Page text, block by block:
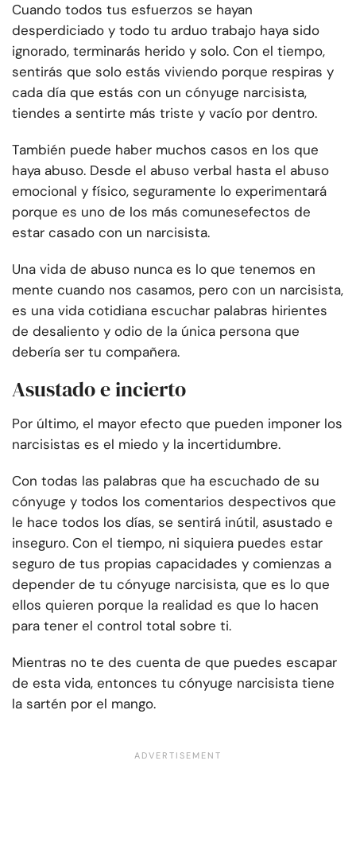
Cuando todos tus esfuerzos se hayan
desperdiciado y todo tu arduo trabajo haya sido
ignorado, terminarás herido y solo. Con el tiempo,
sentirás que solo estás viviendo porque respiras y
cada día que estás con un cónyuge narcisista,
tiendes a sentirte más triste y vacío por dentro.
También puede haber muchos casos en los que
haya abuso. Desde el abuso verbal hasta el abuso
emocional y físico, seguramente lo experimentará
porque es uno de los más comunesefectos de
estar casado con un narcisista.
Una vida de abuso nunca es lo que tenemos en
mente cuando nos casamos, pero con un narcisista,
es una vida cotidiana escuchar palabras hirientes
de desaliento y odio de la única persona que
debería ser tu compañera.
Asustado e incierto
Por último, el mayor efecto que pueden imponer los
narcisistas es el miedo y la incertidumbre.
Con todas las palabras que ha escuchado de su
cónyuge y todos los comentarios despectivos que
le hace todos los días, se sentirá inútil, asustado e
inseguro. Con el tiempo, ni siquiera puedes estar
seguro de tus propias capacidades y comienzas a
depender de tu cónyuge narcisista, que es lo que
ellos quieren porque la realidad es que lo hacen
para tener el control total sobre ti.
Mientras no te des cuenta de que puedes escapar
de esta vida, entonces tu cónyuge narcisista tiene
la sartén por el mango.